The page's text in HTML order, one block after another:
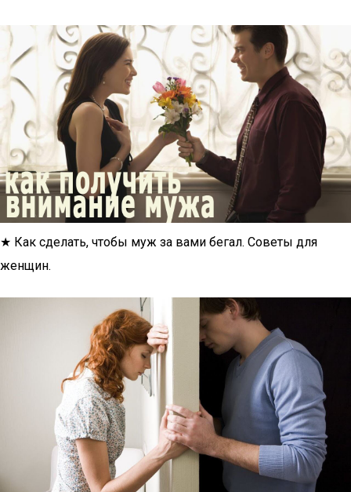
★ Как сделать, чтобы муж за вами бегал. Cоветы для
женщин.